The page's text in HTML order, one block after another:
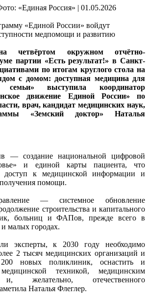
«Единая Россия» | 01.05.2026
четвёртом окружном отчётно-
партии «Есть результат!» в Санкт-
по итогам круглого стола на
с домом: доступная медицина для
выступила координатор
движение Единой России» по
врач, кандидат медицинских наук,
«Земский доктор» Наталья
— создание национальной цифровой
и единой карты пациента, что
доступ к медицинской информации и
помощи.
— системное обновление
строительства и капитального
больниц и ФАПов, прежде всего в
и малых городах.
эксперты, к 2030 году необходимо
2 тысяч медицинских организаций и
200 новых поликлиник, оснастить и
техникой, медицинским
и, желательно, отечественного
Наталья Флеглер.